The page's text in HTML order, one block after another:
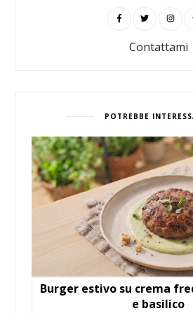
Contattami
POTREBBE
Burger estivo su crema
e basilico